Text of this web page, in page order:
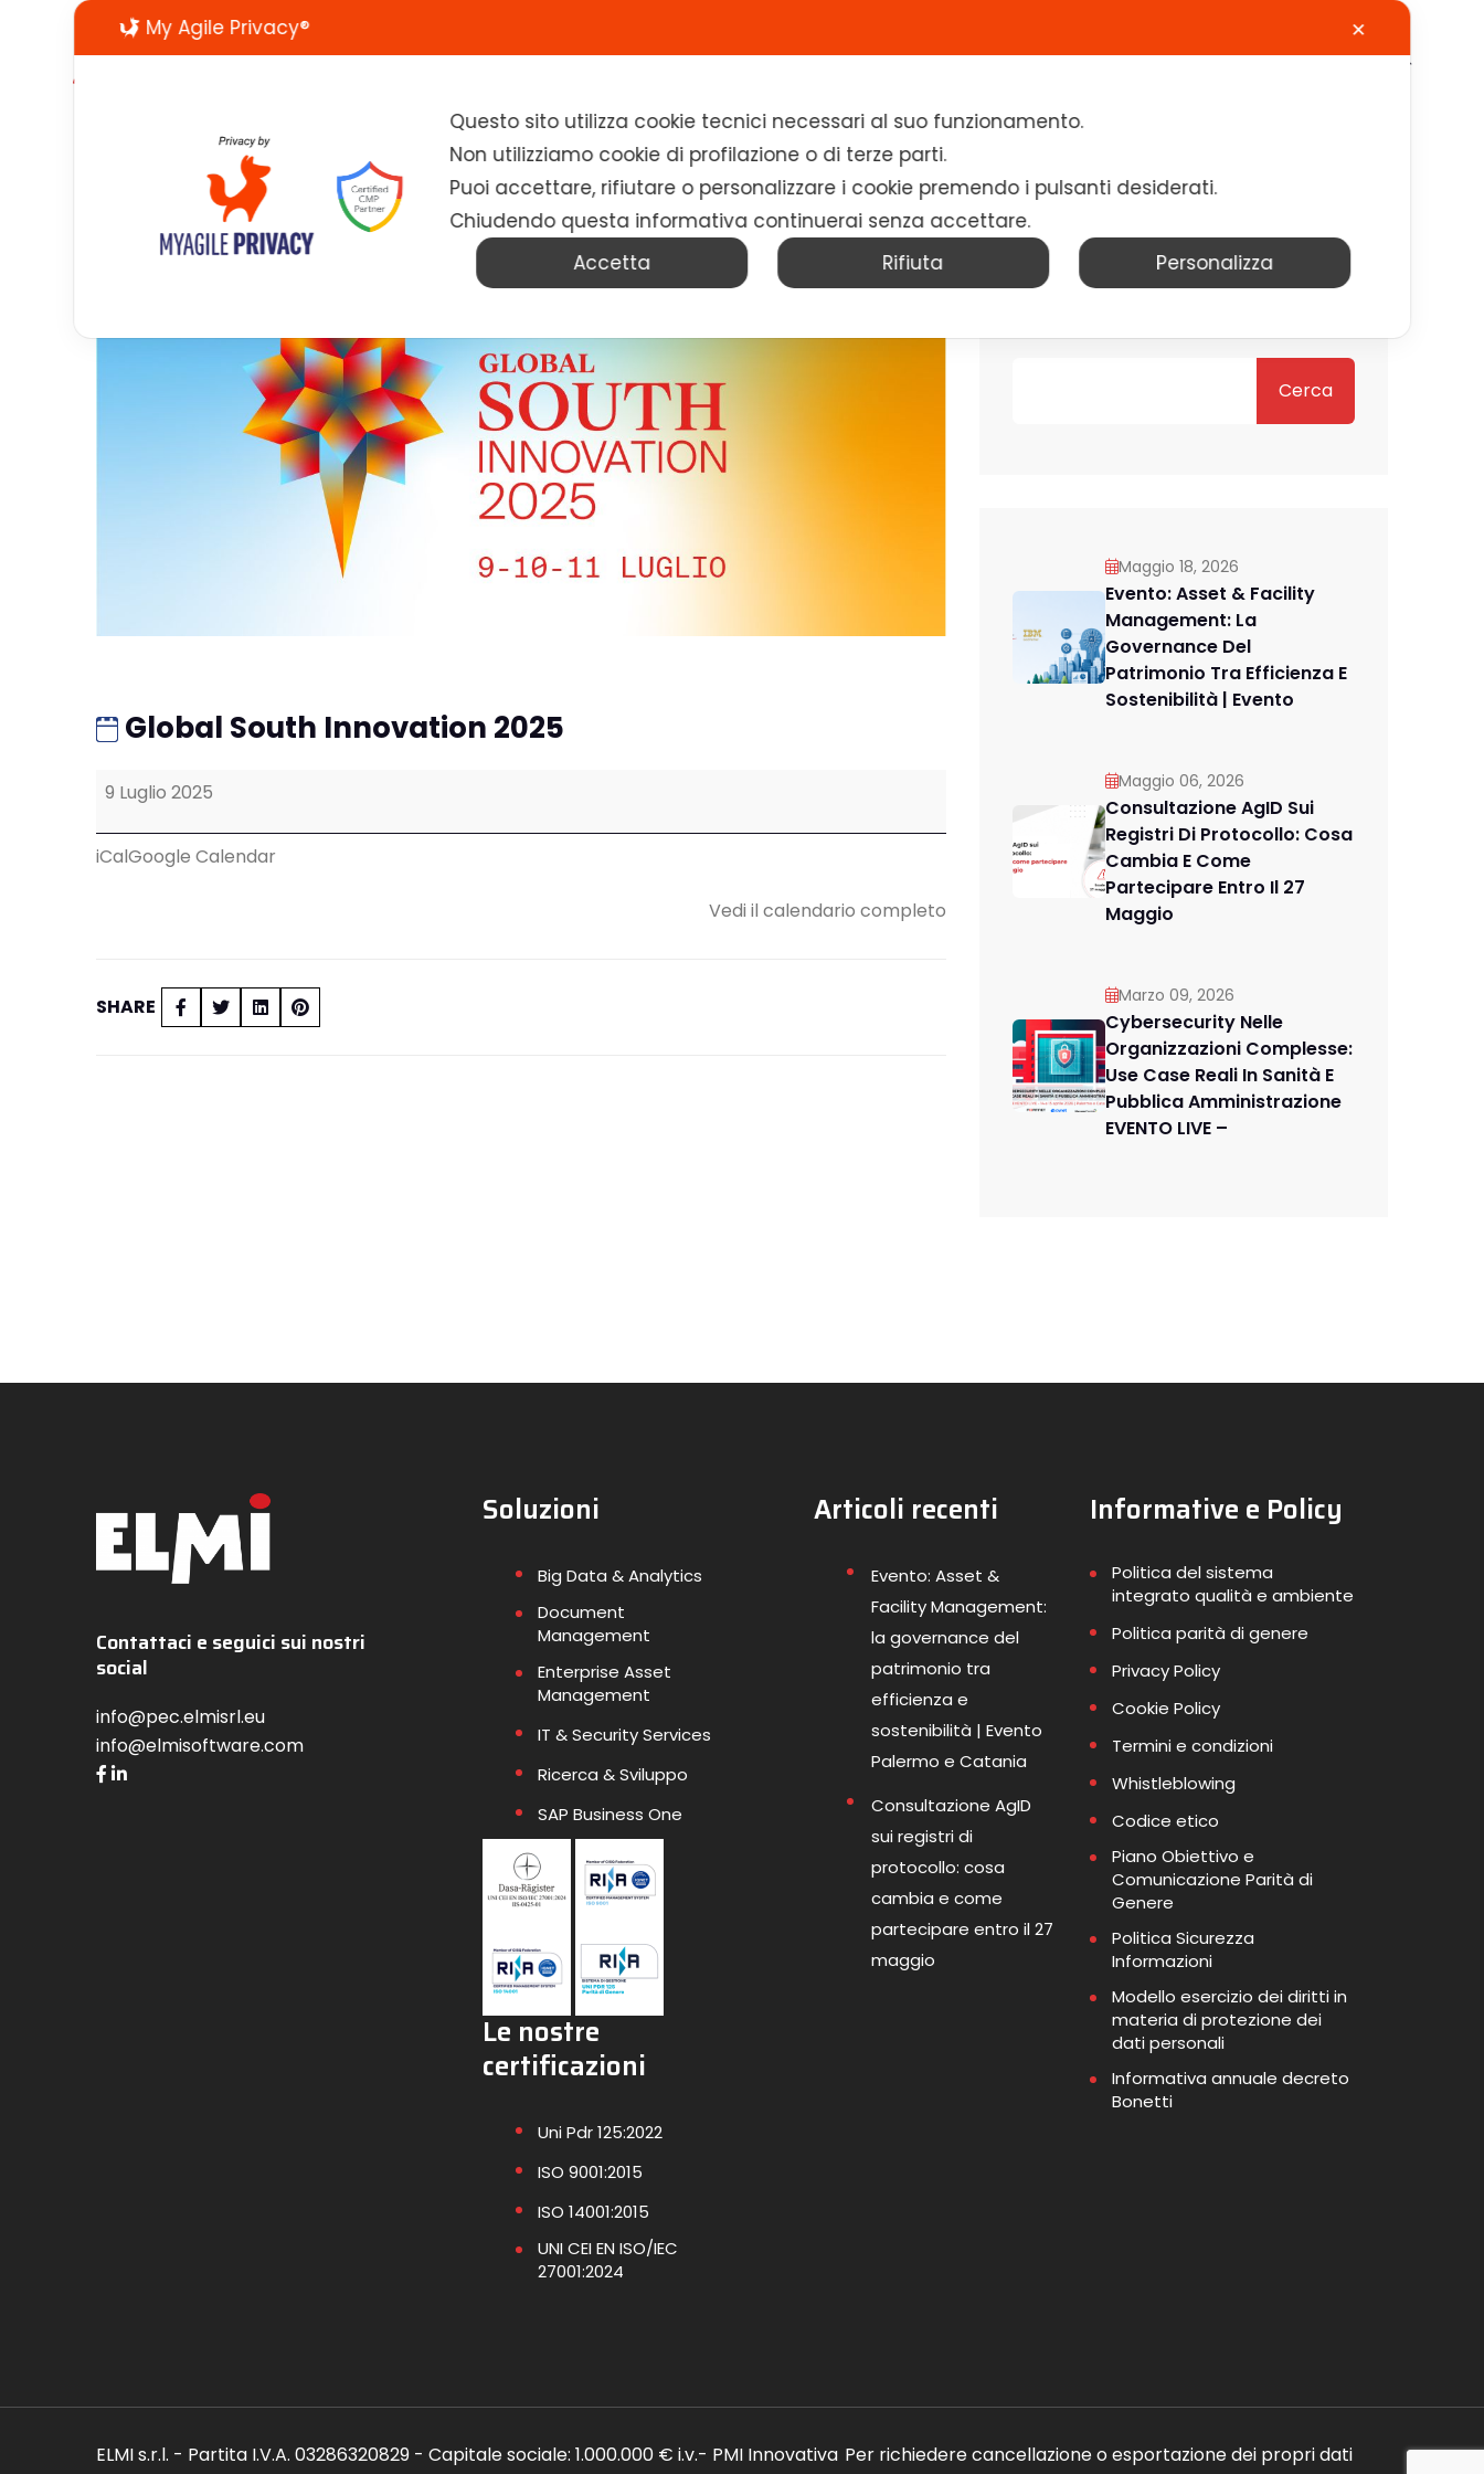
Home Chi siamo Soluzioni News Calendario Contatti Lavora con noi
Global South Innovation 2025
Global South Innovation 2025
9 Luglio 2025
iCalGoogle Calendar
Vedi il calendario completo
SHARE
Cerca
Maggio 18, 2026
Evento: Asset & Facility
Management: La
Governance Del
Patrimonio Tra Efficienza E
Sostenibilità | Evento
Maggio 06, 2026
Consultazione AgID Sui
Registri Di Protocollo: Cosa
Cambia E Come
Partecipare Entro Il 27
Maggio
Marzo 09, 2026
Cybersecurity Nelle
Organizzazioni Complesse:
Use Case Reali In Sanità E
Pubblica Amministrazione
EVENTO LIVE –
Contattaci e seguici sui nostri
social
info@pec.elmisrl.eu
info@elmisoftware.com
Soluzioni
Big Data & Analytics
Document
Management
Enterprise Asset
Management
IT & Security Services
Ricerca & Sviluppo
SAP Business One
Le nostre
certificazioni
Uni Pdr 125:2022
ISO 9001:2015
ISO 14001:2015
UNI CEI EN ISO/IEC
27001:2024
Articoli recenti
Evento: Asset &
Facility Management:
la governance del
patrimonio tra
efficienza e
sostenibilità | Evento
Palermo e Catania
Consultazione AgID
sui registri di
protocollo: cosa
cambia e come
partecipare entro il 27
maggio
Informative e Policy
Politica del sistema
integrato qualità e ambiente
Politica parità di genere
Privacy Policy
Cookie Policy
Termini e condizioni
Whistleblowing
Codice etico
Piano Obiettivo e
Comunicazione Parità di
Genere
Politica Sicurezza
Informazioni
Modello esercizio dei diritti in
materia di protezione dei
dati personali
Informativa annuale decreto
Bonetti
ELMI s.r.l. - Partita I.V.A. 03286320829 - Capitale sociale: 1.000.000 € i.v.- PMI Innovativa Per richiedere cancellazione o esportazione dei propri dati
My Agile Privacy® ✕
Questo sito utilizza cookie tecnici necessari al suo funzionamento.
Non utilizziamo cookie di profilazione o di terze parti.
Puoi accettare, rifiutare o personalizzare i cookie premendo i pulsanti desiderati.
Chiudendo questa informativa continuerai senza accettare.
Accetta
Rifiuta Personalizza